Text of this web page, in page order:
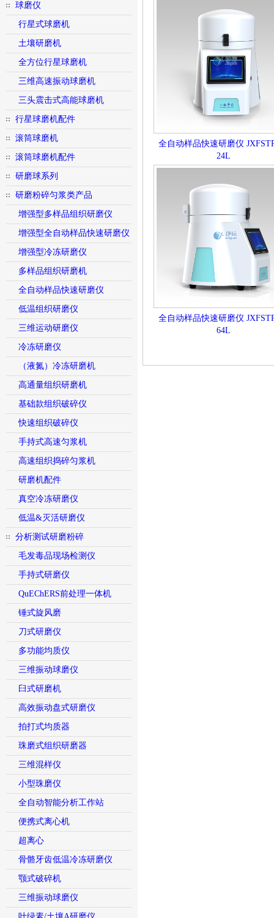
球磨仪
行星式球磨机
土壤研磨机
全方位行星球磨机
三维高速振动球磨机
三头震击式高能球磨机
行星球磨机配件
滚筒球磨机
滚筒球磨机配件
研磨球系列
研磨粉碎匀浆类产品
增强型多样品组织研磨仪
增强型全自动样品快速研磨仪
增强型冷冻研磨仪
多样品组织研磨机
全自动样品快速研磨仪
低温组织研磨仪
三维运动研磨仪
冷冻研磨仪
（液氮）冷冻研磨机
高通量组织研磨机
基础款组织破碎仪
快速组织破碎仪
手持式高速匀浆机
高速组织捣碎匀浆机
研磨机配件
真空冷冻研磨仪
低温&灭活研磨仪
分析测试研磨粉碎
毛发毒品现场检测仪
手持式研磨仪
QuEChERS前处理一体机
锤式旋风磨
刀式研磨仪
多功能均质仪
三维振动球磨仪
臼式研磨机
高效振动盘式研磨仪
拍打式均质器
珠磨式组织研磨器
三维混样仪
小型珠磨仪
全自动智能分析工作站
便携式离心机
超离心
骨骼牙齿低温冷冻研磨仪
颚式破碎机
三维振动球磨仪
全自动样品快速研磨仪
24L
全自动样品快速研磨仪
64L